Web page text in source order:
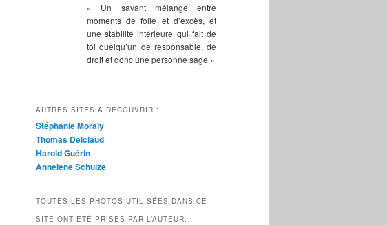
« Un savant mélange entre
moments de folie et d’excès, et
une stabilité intérieure qui fait de
toi quelqu’un de responsable, de
droit et donc une personne sage »
AUTRES SITES À DÉCOUVRIR :
Stéphanie Moraly
Thomas Delclaud
Harold Guérin
Annelene Schulze
TOUTES LES PHOTOS UTILISÉES DANS CE
SITE ONT ÉTÉ PRISES PAR L’AUTEUR.